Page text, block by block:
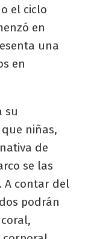
el ciclo
en
una
en
su
niñas,
de
se las
A contar del
podrán